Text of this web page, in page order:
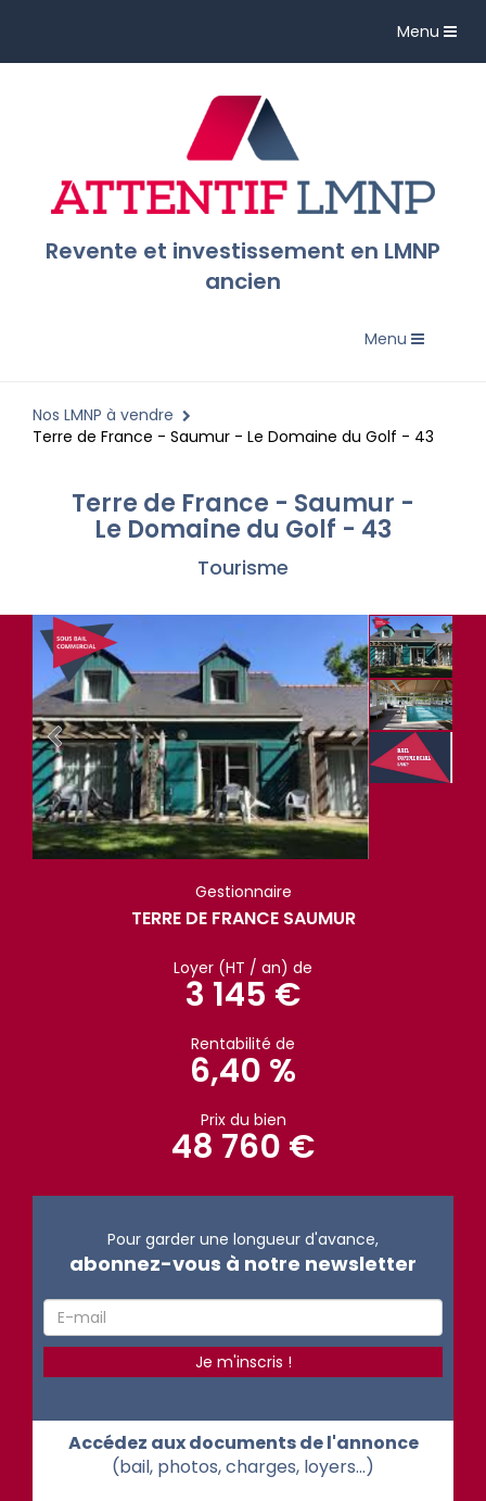
Toggle
Menu
Revente et investissement en LMNP
ancien
Toggle
Menu
Nos LMNP à vendre
Terre de France - Saumur - Le Domaine du Golf - 43
Terre de France - Saumur -
Le Domaine du Golf - 43
Tourisme
Gestionnaire
TERRE DE FRANCE SAUMUR
Loyer (HT / an) de
3 145 €
Rentabilité de
6,40 %
Prix du bien
48 760 €
Pour garder une longueur d'avance,
abonnez-vous à notre newsletter
Accédez aux documents de l'annonce
(bail, photos, charges, loyers...)